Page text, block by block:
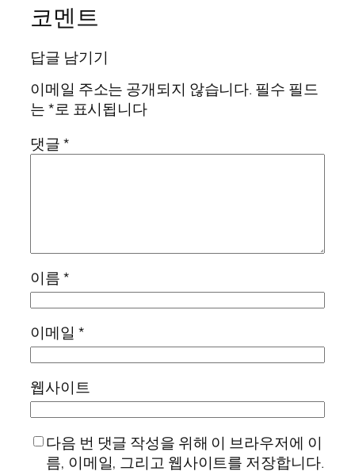
코멘트
답글 남기기
이메일 주소는 공개되지 않습니다. 필수 필드
는*로 표시됩니다
댓글*
이름*
이메일 *
웹사이트
다음 번 댓글 작성을 위해 이 브라우저에 이
름, 이메일, 그리고 웹사이트를 저장합니다.